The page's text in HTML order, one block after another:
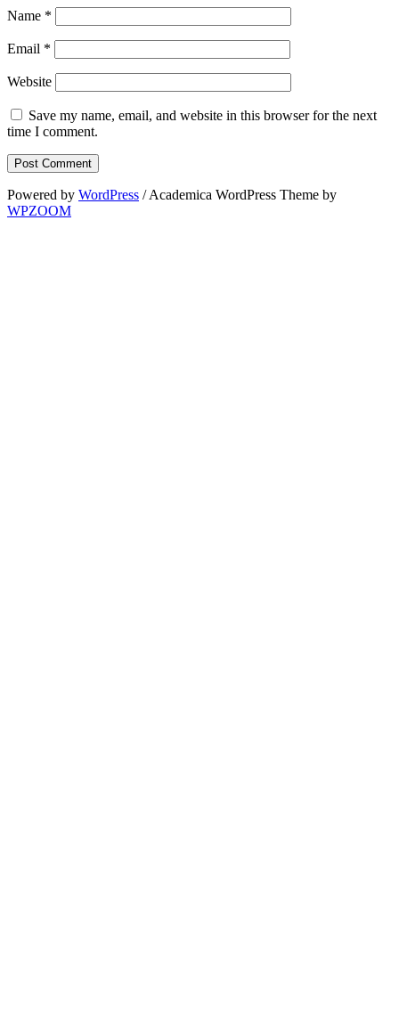
Name *
Email *
Website
Save my name, email, and website in this browser for the next
time I comment.
Powered by WordPress / Academica WordPress Theme by
WPZOOM